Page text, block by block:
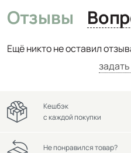
Отзывы
Ещё никто не оставил
Кешбэк
с каждой покупки
Не понравился товар?